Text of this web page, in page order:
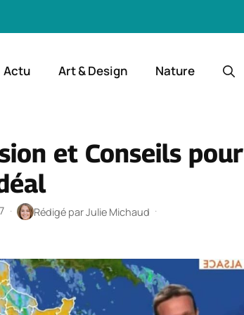
Actu Art & Design Nature
et Conseils pour
· Rédigé parJulie Michaud ·